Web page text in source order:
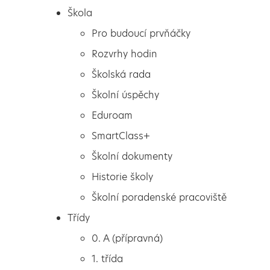
Pro budoucí prvňáčky
Rozvrhy hodin
Školská rada
Škola
Pro budoucí prvňáčky
Rozvrhy hodin
Školská rada
Školní úspěchy
Eduroam
SmartClass+
Školní dokumenty
Historie školy
Školní poradenské pracoviště
Třídy
0. A (přípravná)
1. třída
Kouzelná parta